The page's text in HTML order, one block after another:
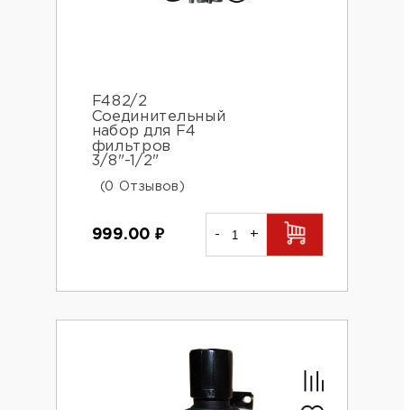
F482/2
Соединительный
набор для F4
фильтров
3/8"-1/2"
(0 Отзывов)
999.00 ₽ - +